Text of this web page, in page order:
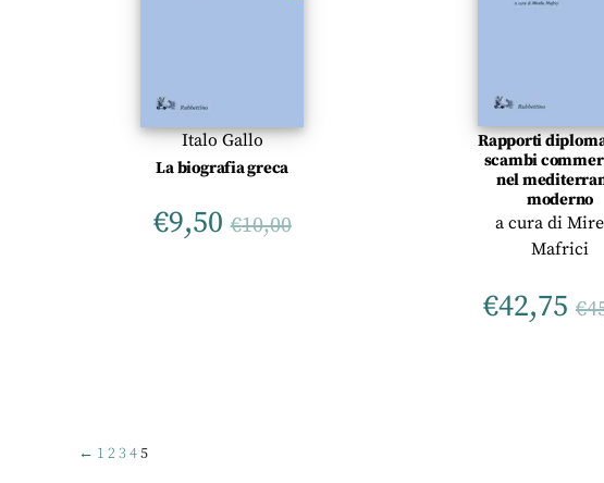
Italo Gallo
La biografia greca
€9,50 €10,00
Rapporti
scambi
nel
moderno
a cura di
Mafrici
€42,75 €
← 1 23 45